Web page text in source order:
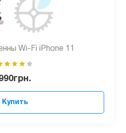
Wi-Fi iPhone 11
грн.
Купить